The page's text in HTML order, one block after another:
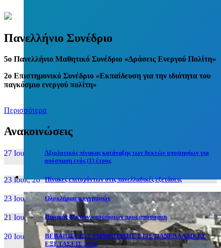
Πανελλήνιο Συνέδριο
5o Πανελλήνιο Μαθητικό Συνέδριο «Δράσεις Ενεργού Πολίτη»
2ο Επιστημονικό Συνέδριο «Εκπαίδευση για την ιδιότητα του
παγκόσμιο ενεργού πολίτη»
Περισσότερα
Ανακοινώσεις
27 Ιουν, 26
Αξιολογικός πίνακας κατάταξης των δεκτών υποψηφίων για
απόσπαση ενός (1) έτους
23 Ιουλ, 26 Πίνακες επιτυχόντων στις πανελλαδικές εξετάσεις
23 Ιουλ, 26 Ολοκλήρωση εγγραφών
21 Ιουλ, 26 Πίνακας δεκτών υποψήφιων προς απόσπαση
20 Ιουλ, 26
ΒΕΒΑΙΩΣΕΙΣ ΣΥΜΜΕΤΟΧΗΣ ΣΤΙΣ ΠΑΝΕΛΛΑΔΙΚΕΣ
ΕΞΕΤΑΣΕΙΣ 2026